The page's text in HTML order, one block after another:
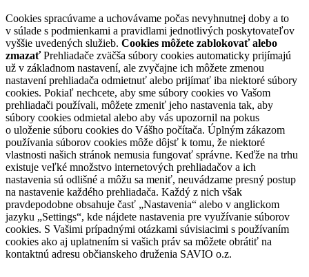
Cookies spracúvame a uchovávame počas nevyhnutnej doby a to
v súlade s podmienkami a pravidlami jednotlivých poskytovateľov
vyššie uvedených služieb. Cookies môžete zablokovať alebo
zmazaťPrehliadače zväčša súbory cookies automaticky prijímajú
už v základnom nastavení, ale zvyčajne ich môžete zmenou
nastavení prehliadača odmietnuť alebo prijímať iba niektoré súbory
cookies. Pokiaľ nechcete, aby sme súbory cookies vo Vašom
prehliadači používali, môžete zmeniť jeho nastavenia tak, aby
súbory cookies odmietal alebo aby vás upozornil na pokus
o uloženie súboru cookies do Vášho počítača. Úplným zákazom
používania súborov cookies môže dôjsť k tomu, že niektoré
vlastnosti našich stránok nemusia fungovať správne. Keďže na trhu
existuje veľké množstvo internetových prehliadačov a ich
nastavenia sú odlišné a môžu sa meniť, neuvádzame presný postup
na nastavenie každého prehliadača. Každý z nich však
pravdepodobne obsahuje časť „Nastavenia“ alebo v anglickom
jazyku „Settings“, kde nájdete nastavenia pre využívanie súborov
cookies. S Vašimi prípadnými otázkami súvisiacimi s používaním
cookies ako aj uplatnením si vašich práv sa môžete obrátiť na
kontaktnú adresu občianskeho druženia SAVIO o.z.